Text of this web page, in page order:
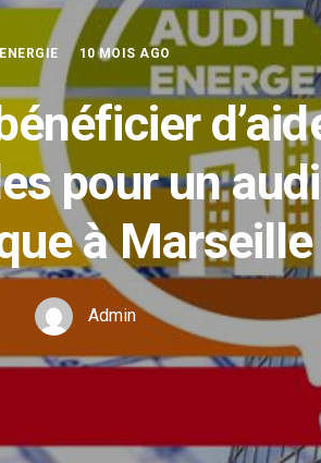
ENERGIE 10 MOIS AGO
pour un
à Marseille
Admin